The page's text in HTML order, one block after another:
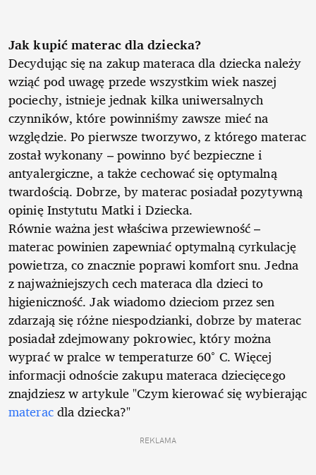
Jak kupić materac dla dziecka?
Decydując się na zakup materaca dla dziecka należy
wziąć pod uwagę przede wszystkim wiek naszej
pociechy, istnieje jednak kilka uniwersalnych
czynników, które powinniśmy zawsze mieć na
względzie. Po pierwsze tworzywo, z którego materac
został wykonany – powinno być bezpieczne i
antyalergiczne, a także cechować się optymalną
twardością. Dobrze, by materac posiadał pozytywną
opinię Instytutu Matki i Dziecka.
Równie ważna jest właściwa przewiewność –
materac powinien zapewniać optymalną cyrkulację
powietrza, co znacznie poprawi komfort snu. Jedna
z najważniejszych cech materaca dla dzieci to
higieniczność. Jak wiadomo dzieciom przez sen
zdarzają się różne niespodzianki, dobrze by materac
posiadał zdejmowany pokrowiec, który można
wyprać w pralce w temperaturze 60° C. Więcej
informacji odnoście zakupu materaca dziecięcego
znajdziesz w artykule "Czym kierować się wybierając
materacdla dziecka?"
REKLAMA